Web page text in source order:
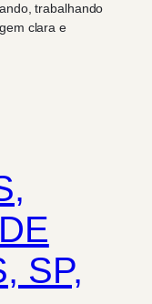
trabalhando
clara e
SP,